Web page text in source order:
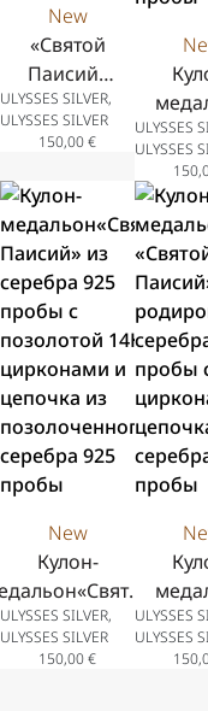
New
«Святой
Паисий»
из
серебра
с
позолотой
14К,
бордовой
эмалью и
цепочкой
из
серебра
925 пробы
с
позолотой
ULYSSES SILVER,
ULYSSES SILVER
150,00€
чёрной
и
ULYSSES
ULYSSES
New
Кулон-
Паисий» из
серебра 925
ULYSSES SILVER,
ULYSSES SILVER
150,00€
ULYSSES
ULYSSES